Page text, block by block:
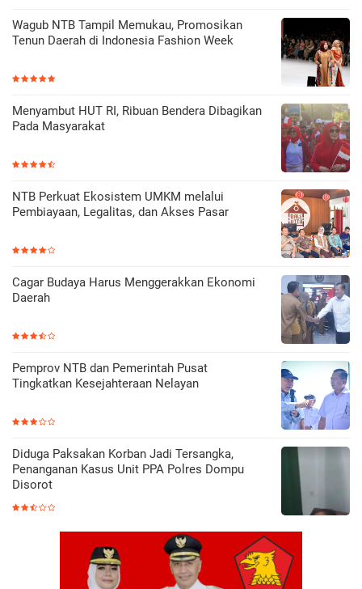
Wagub NTB Tampil Memukau, Promosikan
Tenun Daerah di Indonesia Fashion Week
Menyambut HUT RI, Ribuan Bendera Dibagikan
Pada Masyarakat
NTB Perkuat Ekosistem UMKM melalui
Pembiayaan, Legalitas, dan Akses Pasar
Cagar Budaya Harus Menggerakkan Ekonomi
Daerah
Pemprov NTB dan Pemerintah Pusat
Tingkatkan Kesejahteraan Nelayan
Diduga Paksakan Korban Jadi Tersangka,
Penanganan Kasus Unit PPA Polres Dompu
Disorot